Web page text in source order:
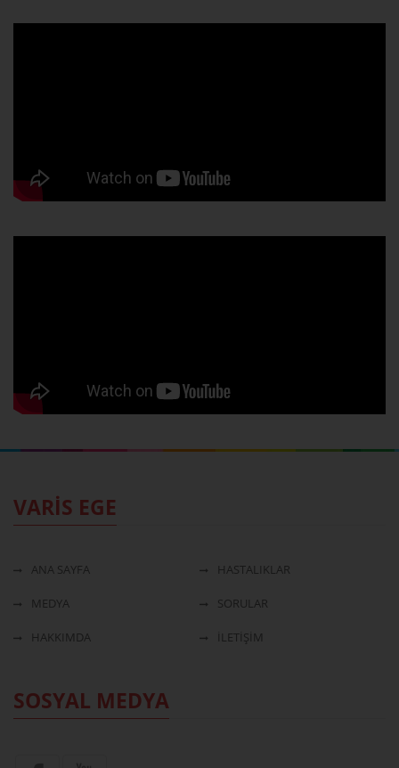
VARİS EGE
ANA SAYFA HASTALIKLAR
MEDYA SORULAR
HAKKIMDA İLETİŞİM
SOSYAL MEDYA